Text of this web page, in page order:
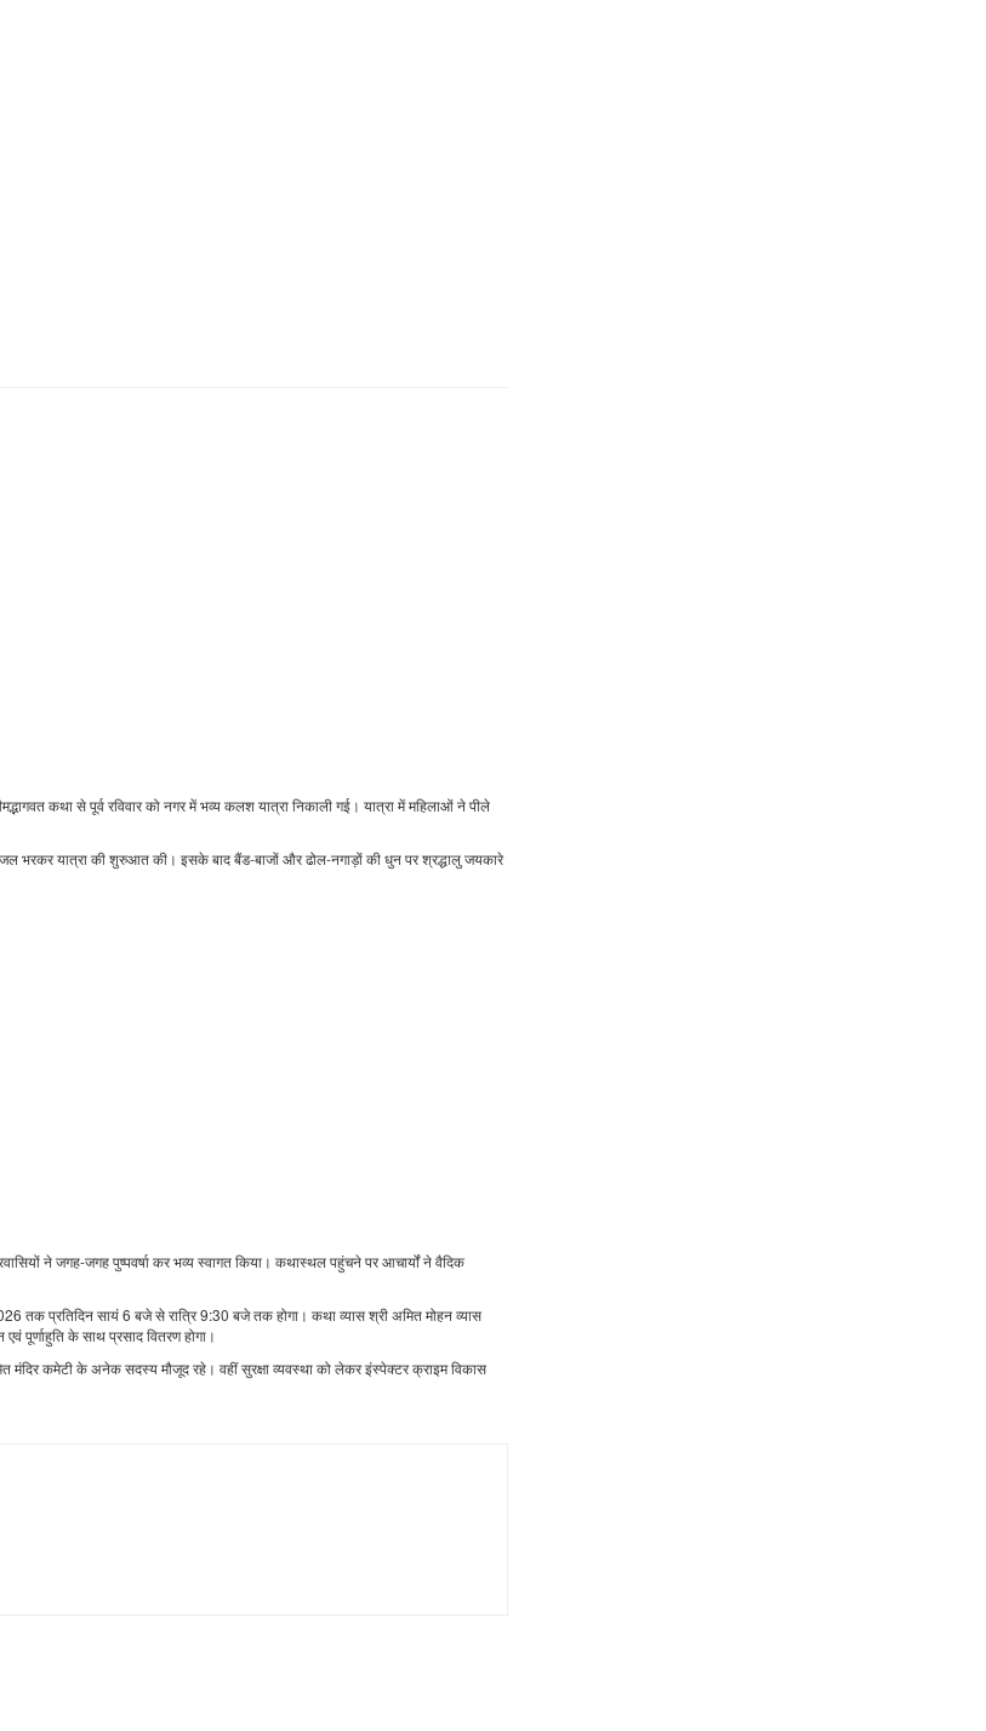
कथा से पूर्व रविवार को नगर में भव्य कलश यात्रा निकाली गई। यात्रा में महिलाओं ने पीले
भरकर यात्रा की शुरुआत की। इसके बाद बैंड-बाजों और ढोल-नगाड़ों की धुन पर श्रद्धालु जयकारे
ने जगह-जगह पुष्पवर्षा कर भव्य स्वागत किया। कथास्थल पहुंचने पर आचार्यों ने वैदिक
तक प्रतिदिन सायं 6 बजे से रात्रि 9:30 बजे तक होगा। कथा व्यास श्री अमित मोहन व्यास
पूर्णाहुति के साथ प्रसाद वितरण होगा।
कमेटी के अनेक सदस्य मौजूद रहे। वहीं सुरक्षा व्यवस्था को लेकर इंस्पेक्टर क्राइम विकास